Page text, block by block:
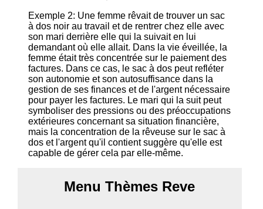
Exemple 2: Une femme rêvait de trouver un sac
à dos noir au travail et de rentrer chez elle avec
son mari derrière elle qui la suivait en lui
demandant où elle allait. Dans la vie éveillée, la
femme était très concentrée sur le paiement des
factures. Dans ce cas, le sac à dos peut refléter
son autonomie et son autosuffisance dans la
gestion de ses finances et de l'argent nécessaire
pour payer les factures. Le mari qui la suit peut
symboliser des pressions ou des préoccupations
extérieures concernant sa situation financière,
mais la concentration de la rêveuse sur le sac à
dos et l'argent qu'il contient suggère qu'elle est
capable de gérer cela par elle-même.
Menu Thèmes Reve